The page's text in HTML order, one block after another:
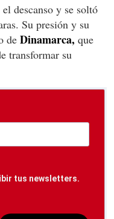
descanso y se soltó
Su presión y su
de Dinamarca, que
transformar su
tus newsletters.